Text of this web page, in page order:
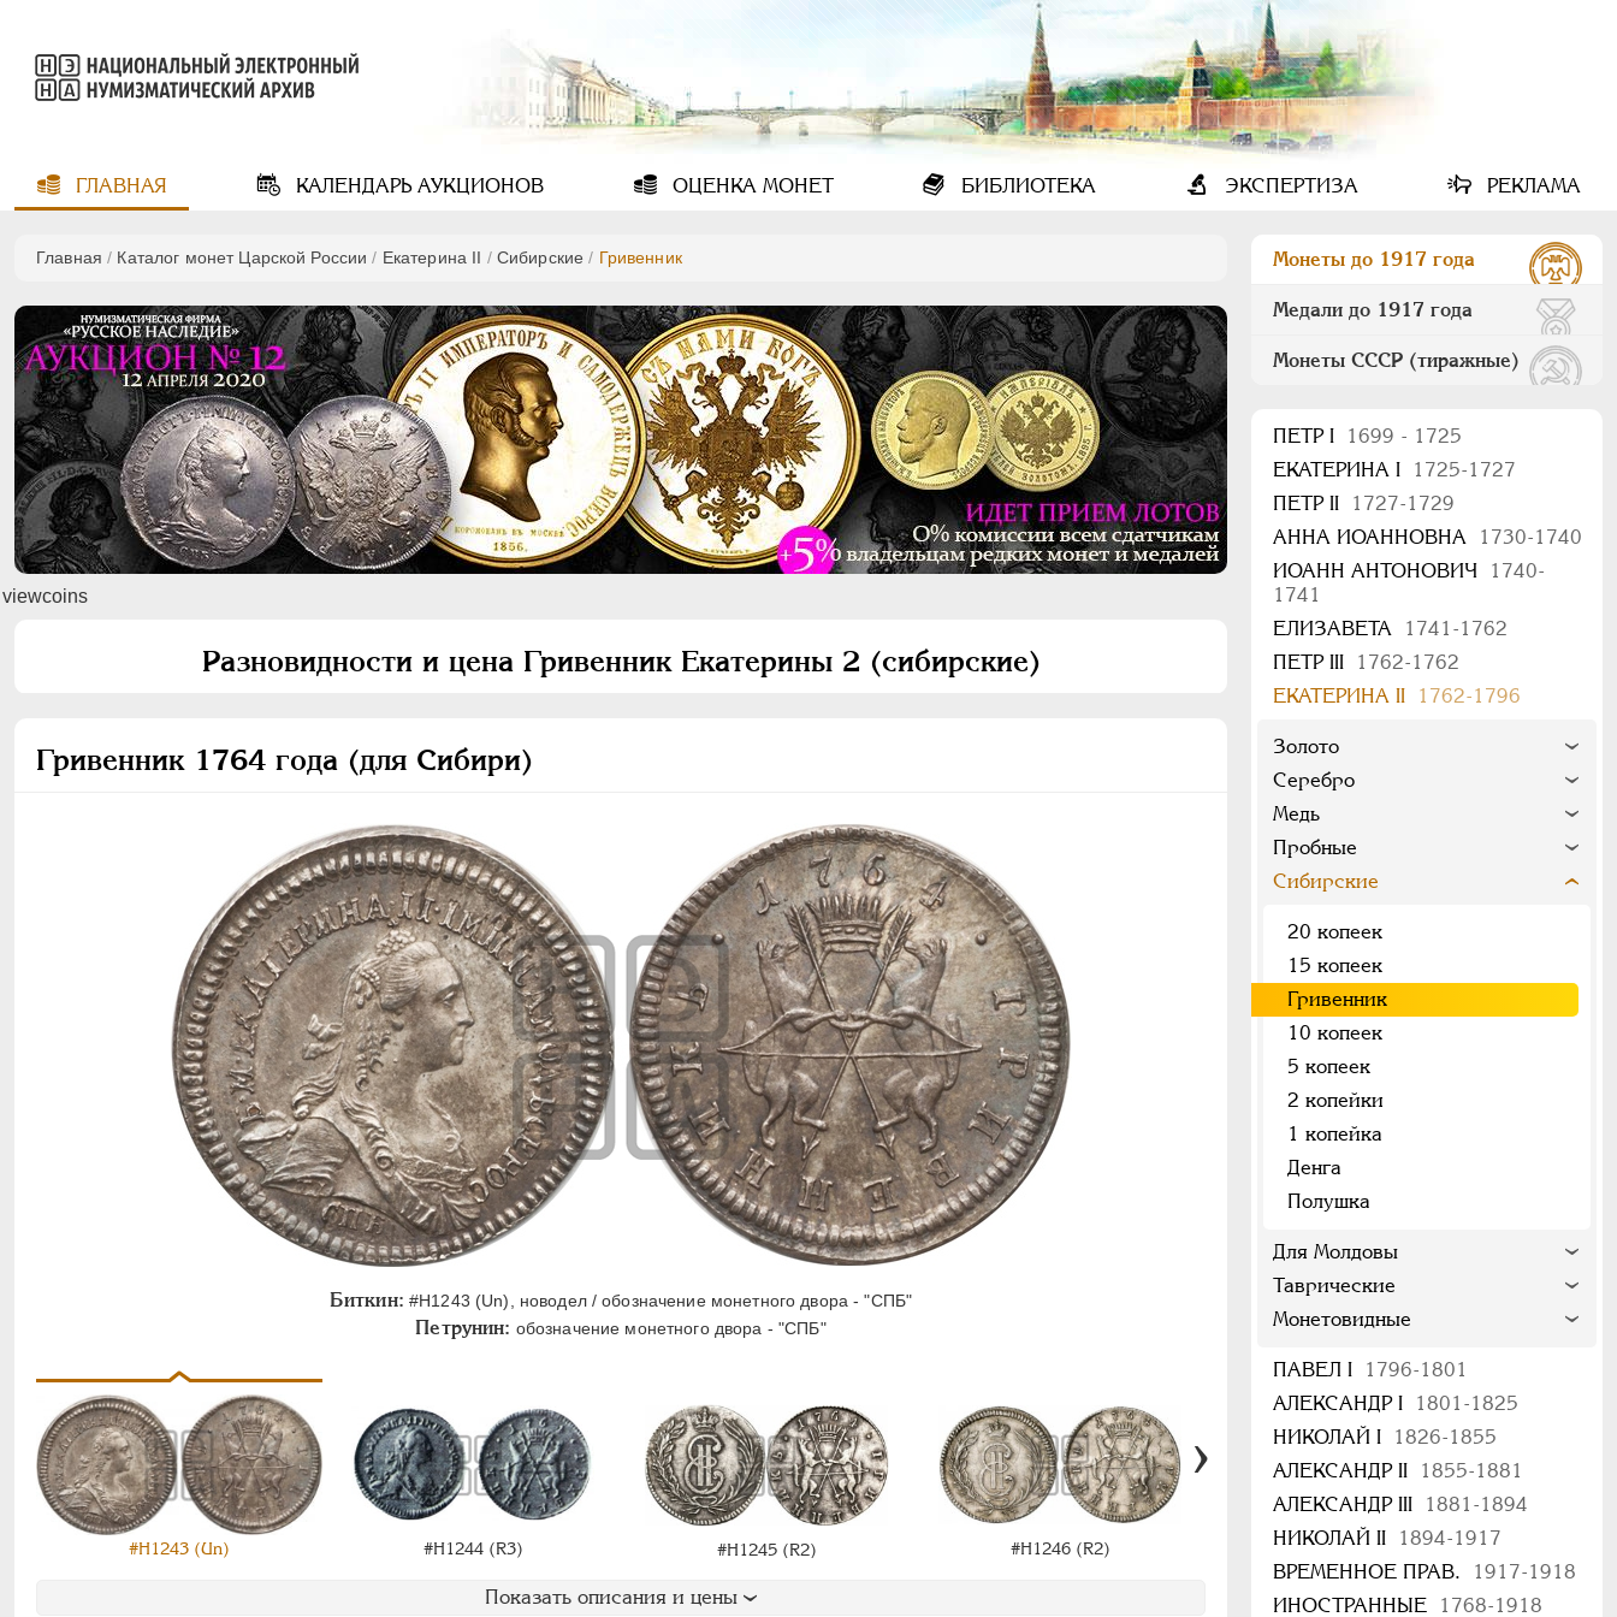
ГЛАВНАЯ КАЛЕНДАРЬАУКЦИОНОВ ОЦЕНКАМОНЕТ БИБЛИОТЕКА ЭКСПЕРТИЗА РЕКЛАМА
Главная / Каталог монет Царской России / Екатерина II / Сибирские / Гривенник
viewcoins
Разновидности и цена Гривенник Екатерины 2 (сибирские)
Гривенник 1764 года (для Сибири)
Биткин: #Н1243 (Un), новодел / обозначение монетного двора - "СПБ"
Петрунин: обозначение монетного двора - "СПБ"
#Н1243 (Un) #Н1244 (R3) #Н1245 (R2) #Н1246 (R2)
Показать описания и цены
Монеты до 1917 года
Медали до 1917 года
Монеты СССР (тиражные)
ПEТР I
1699 - 1725
ЕКАТЕРИНА I
1725-1727
ПЕТР II
1727-1729
АННА ИОАННОВНА
1730-1740
ИОАНН АНТОНОВИЧ
1740-
1741
ЕЛИЗАВЕТА
1741-1762
ПЕТР III
1762-1762
ЕКАТЕРИНА II
1762-1796
Золото
Серебро
Медь
Пробные
Сибирские
20 копеек
15 копеек
Гривенник
10 копеек
5 копеек
2 копейки
1 копейка
Денга
Полушка
Для Молдовы
Таврические
Монетовидные
ПАВЕЛ I
1796-1801
АЛЕКСАНДР I
1801-1825
НИКОЛАЙ I
1826-1855
АЛЕКСАНДР II
1855-1881
АЛЕКСАНДР III
1881-1894
НИКОЛАЙ II
1894-1917
ВРЕМЕННОЕ ПРАВ.
1917-1918
ИНОСТРАННЫЕ
1768-1918